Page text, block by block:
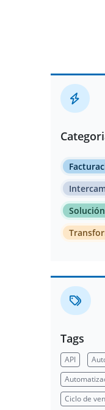
Tags
API
Ciclo de